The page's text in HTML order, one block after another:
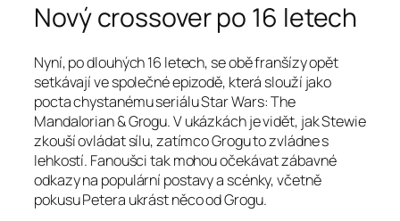
Nový crossover po 16 letech
Nyní, po dlouhých 16 letech, se obě franšízy opět
setkávají ve společné epizodě, která slouží jako
pocta chystanému seriálu Star Wars: The
Mandalorian & Grogu. V ukázkách je vidět, jak Stewie
zkouší ovládat sílu, zatímco Grogu to zvládne s
lehkostí. Fanoušci tak mohou očekávat zábavné
odkazy na populární postavy a scénky, včetně
pokusu Petera ukrást něco od Grogu.